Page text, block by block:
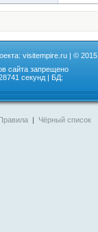
visitempire.ru | © 2015
сайта запрещено
секунд | БД:
| Чёрный список